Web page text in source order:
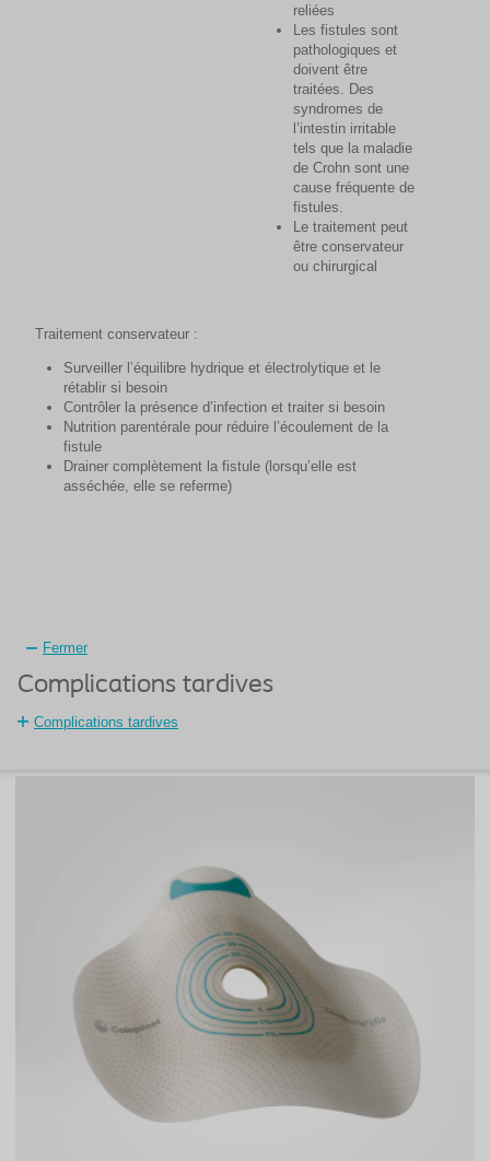
reliées
Les fistules sont
pathologiques et
doivent être
traitées. Des
syndromes de
l’intestin irritable
tels que la maladie
de Crohn sont une
cause fréquente de
fistules.
Le traitement peut
être conservateur
ou chirurgical
Traitement conservateur :
Surveiller l’équilibre hydrique et électrolytique et le
rétablir si besoin
Contrôler la présence d’infection et traiter si besoin
Nutrition parentérale pour réduire l’écoulement de la
fistule
Drainer complètement la fistule (lorsqu’elle est
asséchée, elle se referme)
Fermer
Complications tardives
Complications tardives